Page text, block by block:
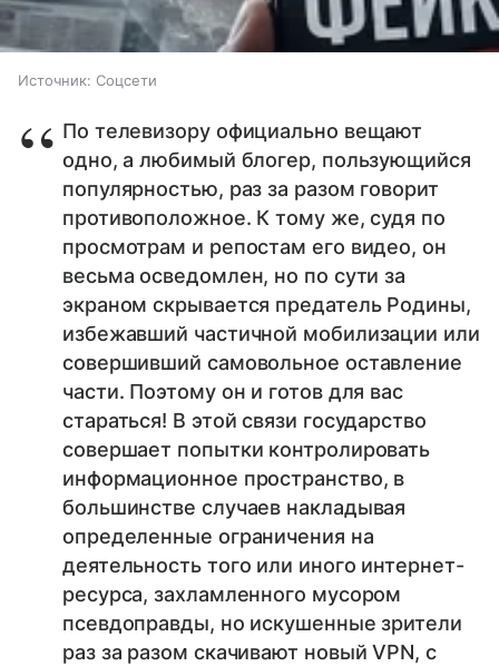
Источник: Соцсети
По телевизору официально вещают
одно, а любимый блогер, пользующийся
популярностью, раз за разом говорит
противоположное. К тому же, судя по
просмотрам и репостам его видео, он
весьма осведомлен, но по сути за
экраном скрывается предатель Родины,
избежавший частичной мобилизации или
совершивший самовольное оставление
части. Поэтому он и готов для вас
стараться! В этой связи государство
совершает попытки контролировать
информационное пространство, в
большинстве случаев накладывая
определенные ограничения на
деятельность того или иного интернет-
ресурса, захламленного мусором
псевдоправды, но искушенные зрители
раз за разом скачивают новый VPN, с